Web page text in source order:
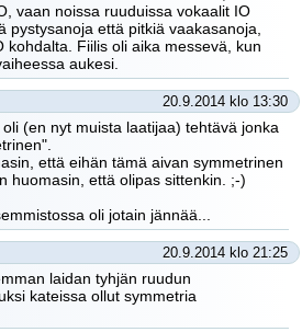
vaan noissa ruuduissa vokaalit IO
pystysanoja että pitkiä vaakasanoja,
kohdalta. Fiilis oli aika messevä, kun
aukesi.
20.9.2014 klo 13:30
(en nyt muista laatijaa) tehtävä jonka
että eihän tämä aivan symmetrinen
huomasin, että olipas sittenkin. ;-)
oli jotain jännää...
20.9.2014 klo 21:25
laidan tyhjän ruudun
kateissa ollut symmetria